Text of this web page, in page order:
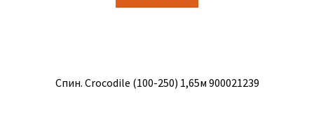
Спин. Crocodile (100-250) 1,65м 900021239